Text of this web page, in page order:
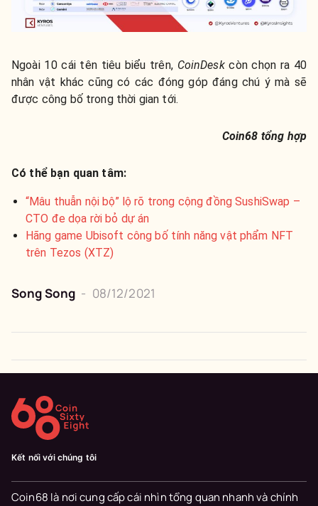
Ngoài 10 cái tên tiêu biểu trên, CoinDeskcòn chọn ra 40
nhân vật khác cũng có các đóng góp đáng chú ý mà sẽ
được công bố trong thời gian tới.
Coin68 tổng hợp
Có thể bạn quan tâm:
“Mâu thuẫn nội bộ” lộ rõ trong cộng đồng SushiSwap –
CTO đe dọa rời bỏ dự án
Hãng game Ubisoft công bố tính năng vật phẩm NFT
trên Tezos (XTZ)
Song Song - 08/12/2021
Kết nối với chúng tôi
Coin68 là nơi cung cấp cái nhìn tổng quan nhanh và chính